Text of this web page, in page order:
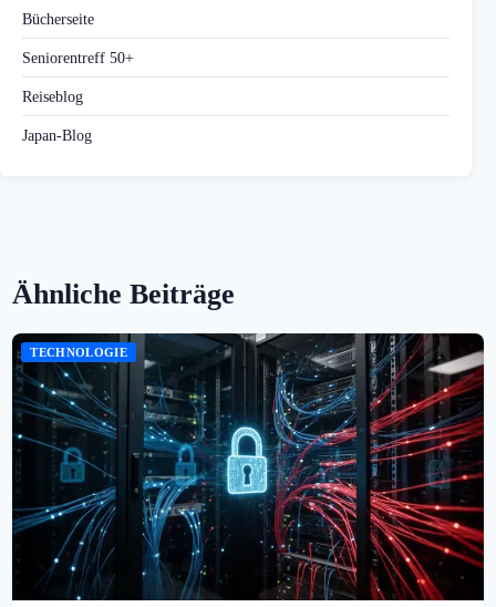
Bücherseite
Seniorentreff 50+
Reiseblog
Japan-Blog
Ähnliche Beiträge
TECHNOLOGIE